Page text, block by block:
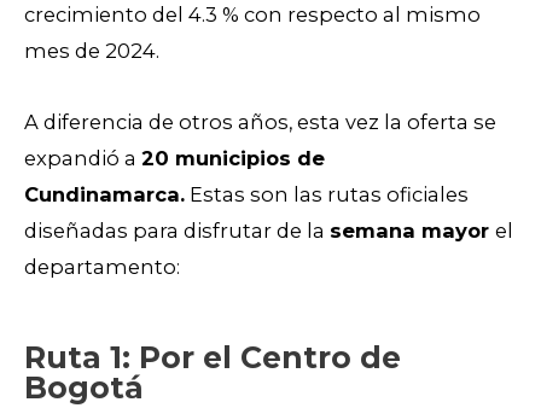
crecimiento del 4.3 % con respecto al mismo
mes de 2024.
A diferencia de otros años, esta vez la oferta se
expandió a 20 municipios de
Cundinamarca. Estas son las rutas oficiales
diseñadas para disfrutar de la semana mayor el
departamento:
Ruta 1: Por el Centro de
Bogotá